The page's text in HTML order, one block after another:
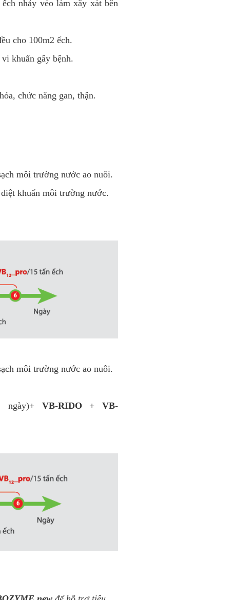
nhảy vèo làm xây xát bên
cho 100m2 ếch.
khuẩn gây bệnh.
chức năng gan, thận.
môi trường nước ao nuôi.
khuẩn môi trường nước.
môi trường nước ao nuôi.
VB-RIDO + VB-